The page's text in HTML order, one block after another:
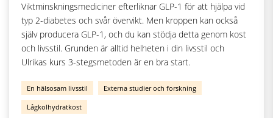
Viktminskningsmediciner efterliknar GLP-1 för att hjälpa vid
typ 2-diabetes och svår övervikt. Men kroppen kan också
själv producera GLP-1, och du kan stödja detta genom kost
och livsstil. Grunden är alltid helheten i din livsstil och
Ulrikas kurs 3-stegsmetoden är en bra start.
En hälsosam livsstil Externa studier och forskning
Lågkolhydratkost